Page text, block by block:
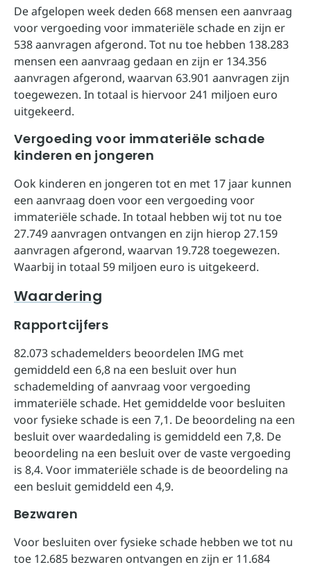
De afgelopen week deden 668 mensen een aanvraag
voor vergoeding voor immateriële schade en zijn er
538 aanvragen afgerond. Tot nu toe hebben 138.283
mensen een aanvraag gedaan en zijn er 134.356
aanvragen afgerond, waarvan 63.901 aanvragen zijn
toegewezen. In totaal is hiervoor 241 miljoen euro
uitgekeerd.
Vergoeding voor immateriële schade
kinderen en jongeren
Ook kinderen en jongeren tot en met 17 jaar kunnen
een aanvraag doen voor een vergoeding voor
immateriële schade. In totaal hebben wij tot nu toe
27.749 aanvragen ontvangen en zijn hierop 27.159
aanvragen afgerond, waarvan 19.728 toegewezen.
Waarbij in totaal 59 miljoen euro is uitgekeerd.
Waardering
Rapportcijfers
82.073 schademelders beoordelen IMG met
gemiddeld een 6,8 na een besluit over hun
schademelding of aanvraag voor vergoeding
immateriële schade. Het gemiddelde voor besluiten
voor fysieke schade is een 7,1. De beoordeling na een
besluit over waardedaling is gemiddeld een 7,8. De
beoordeling na een besluit over de vaste vergoeding
is 8,4. Voor immateriële schade is de beoordeling na
een besluit gemiddeld een 4,9.
Bezwaren
Voor besluiten over fysieke schade hebben we tot nu
toe 12.685 bezwaren ontvangen en zijn er 11.684